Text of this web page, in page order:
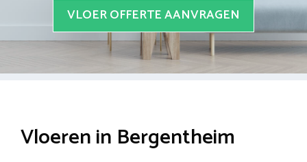
VLOER OFFERTE AANVRAGEN
Vloeren in Bergentheim